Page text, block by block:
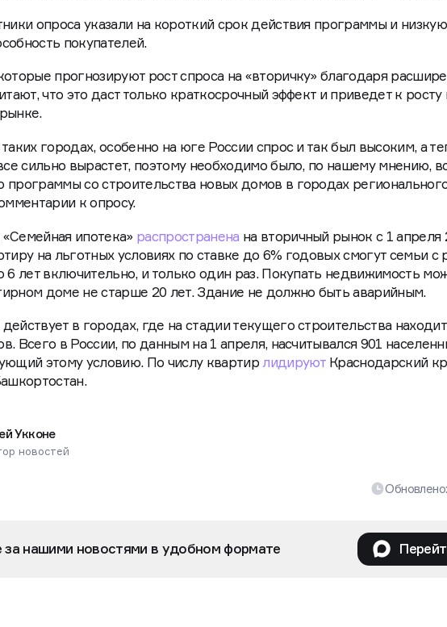
опроса указали на короткий срок действия программы и низкую
покупателей.
прогнозируют рост спроса на «вторичку» благодаря
что это даст только краткосрочный эффект и приведет к росту
городах, особенно на юге России спрос и так был высоким, а
сильно вырастет, поэтому необходимо было, по нашему мнению,
программы со строительства новых домов в городах
к опросу.
ипотека» распространена на вторичный рынок с 1 апреля
на льготных условиях по ставке до 6% годовых смогут семьи с
6 лет включительно, и только один раз. Покупать недвижимость
доме не старше 20 лет. Здание не должно быть аварийным.
в городах, где на стадии текущего строительства
Всего в России, по данным на 1 апреля, насчитывался 901
этому условию. По числу квартирлидируютКраснодарский
Укконе
новостей
Обновлено:
за нашими новостями в удобном формате